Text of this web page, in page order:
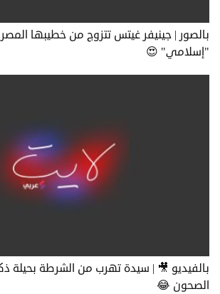
بالصور | جينيفر غيتس تتزوج من خطيبها
"إسلامي" 😍
بالفيديو 🎥 | سيدة تهرب من الشرطة بحيلة
الصحون 😂